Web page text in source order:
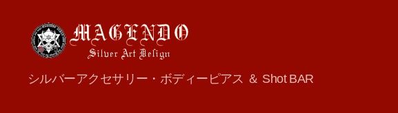
MAGENDO
JAPAN
シルバーアクセサリー・ボディーピアス ＆ Shot BAR